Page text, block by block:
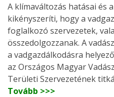
A klímaváltozás hatásai és
kikényszeríti, hogy a
foglalkozó szervezetek,
összedolgozzanak. A
a vadgazdálkodásra
az Országos Magyar
Területi Szervezetének
Tovább >>>